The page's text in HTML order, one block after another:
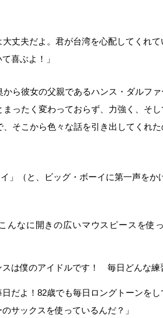
大丈夫だよ。君が台湾を心配してくれ
喜ぶよ！」
ら彼女の父親であるハンス・ダルファ
ったく変わっておらず、力強く、そ
そこから色々な話を引き出してくれ
」（と、ビッグ・ボーイに第一声をか
こんなに開きの広いマウスピースを
スは僕のアイドルです！ 毎日どんな練
日だよ！82歳でも毎日ロングトーンをし
サックスを使っているんだ？」